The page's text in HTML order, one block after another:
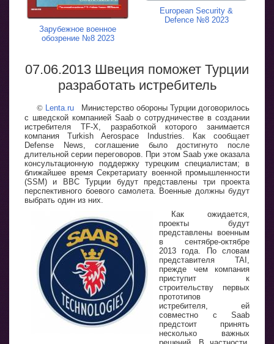
Зарубежное военное
обозрение №8 2023
European Security &
Defence №8 2023
07.06.2013 Швеция поможет Турции
разработать истребитель
© Lenta.ru Министерство обороны Турции договорилось
с шведской компанией Saab о сотрудничестве в создании
истребителя TF-X, разработкой которого занимается
компания Turkish Aerospace Industries. Как сообщает
Defense News, соглашение было достигнуто после
длительной серии переговоров. При этом Saab уже оказала
консультационную поддержку турецким специалистам; в
ближайшее время Секретариату военной промышленности
(SSM) и ВВС Турции будут представлены три проекта
перспективного боевого самолета. Военные должны будут
выбрать один из них.
Как ожидается,
проекты будут
представлены военным
в сентябре-октябре
2013 года. По словам
представителя TAI,
прежде чем компания
приступит к
строительству первых
прототипов
истребителя, ей
совместно с Saab
предстоит принять
несколько важных